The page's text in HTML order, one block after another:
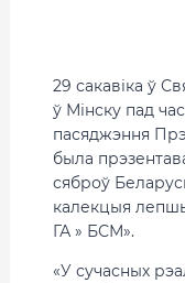
29 сакавіка ў
ў Мінску пад
пасяджэння
была
сяброў
калекцыя
ГА » БСМ».
«У сучасных